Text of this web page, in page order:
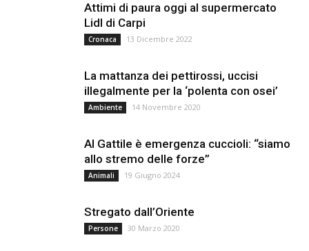
Attimi di paura oggi al supermercato
Lidl di Carpi
Cronaca 13 Dicembre 2022
La mattanza dei pettirossi, uccisi
illegalmente per la ‘polenta con osei’
Ambiente 14 Novembre 2020
Al Gattile è emergenza cuccioli: “siamo
allo stremo delle forze”
Animali 19 Giugno 2024
Stregato dall’Oriente
Persone 30 Marzo 2020